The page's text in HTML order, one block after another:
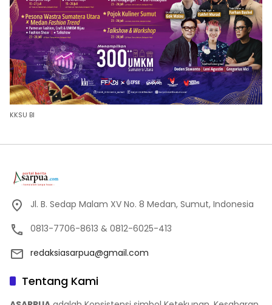
KKSU BI
Jl. B. Sedap Malam XV No. 8 Medan, Sumut, Indonesia
0813-7706-8613 & 0812-6025-413
redaksiasarpua@gmail.com
Tentang Kami